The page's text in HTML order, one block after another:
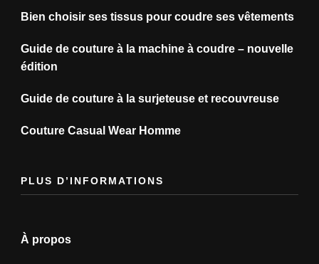
Bien choisir ses tissus pour coudre ses vêtements
Guide de couture à la machine à coudre – nouvelle
édition
Guide de couture à la surjeteuse et recouvreuse
Couture Casual Wear Homme
PLUS D’INFORMATIONS
À propos